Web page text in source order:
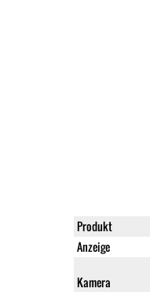
Produkt
Anzeige
Kamera